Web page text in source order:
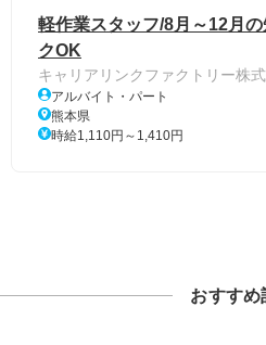
軽作業スタッフ/8月～12月
クOK
キャリアリンクファクトリー株
アルバイト・パート
熊本県
時給1,110円～1,410円
おすすめ